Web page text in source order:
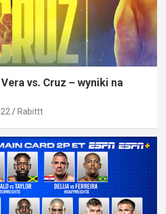
Vera vs. Cruz – wyniki na
Rabittt